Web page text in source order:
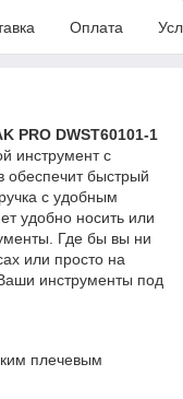
Оплата
PRO DWST60101-1
инструмент с
обеспечит быстрый
с удобным
удобно носить или
Где бы вы ни
или просто на
инструменты под
плечевым